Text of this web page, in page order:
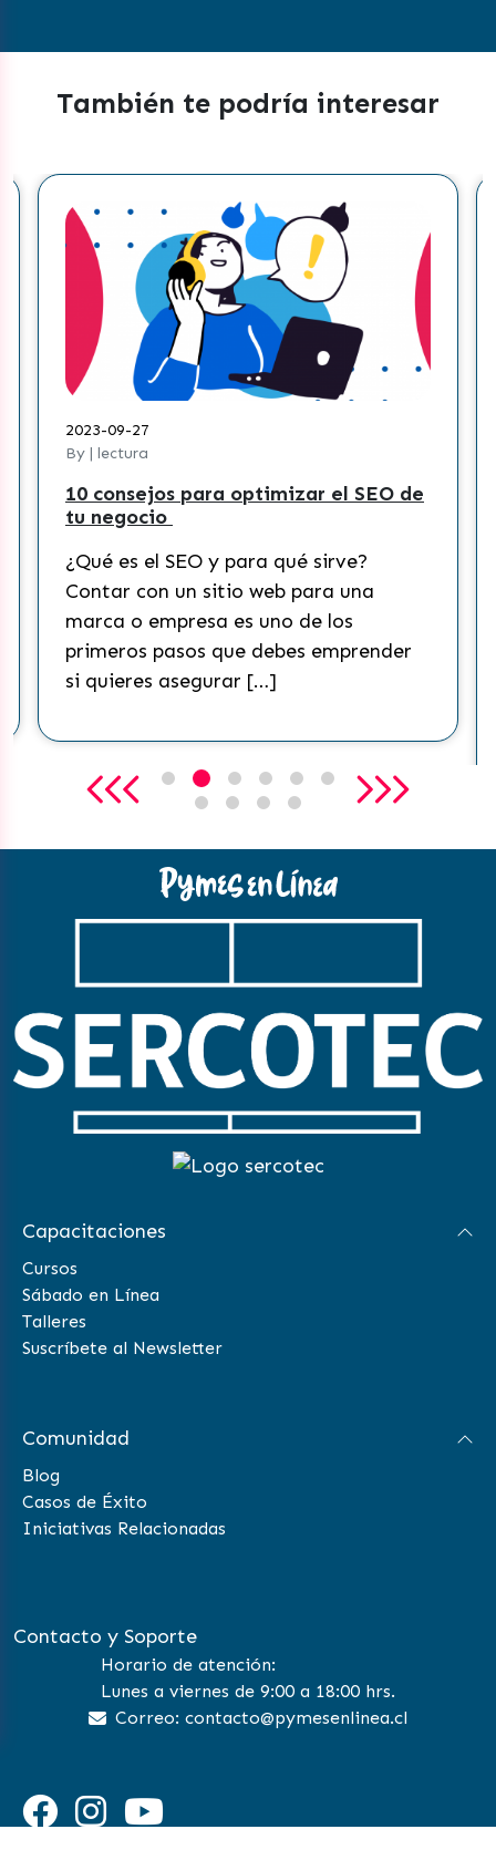
También te podría interesar
2023-09-27
By | lectura
10 consejos para optimizar el SEO de
tu negocio
¿Qué es el SEO y para qué sirve?
Contar con un sitio web para una
marca o empresa es uno de los
primeros pasos que debes emprender
si quieres asegurar […]
Capacitaciones
Cursos
Sábado en Línea
Talleres
Suscríbete al Newsletter
Comunidad
Blog
Casos de Éxito
Iniciativas Relacionadas
Contacto y Soporte
Horario de atención:
Lunes a viernes de 9:00 a 18:00 hrs.
Correo: contacto@pymesenlinea.cl